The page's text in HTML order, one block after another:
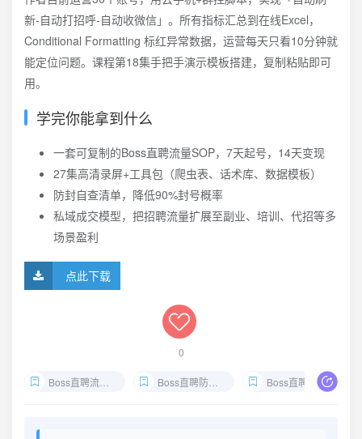
新-自动打招呼-自动收微信」。所有指标汇总到在线Excel，
Conditional Formatting 标红异常数据，运营每天只看10分钟就
能定位问题。课程第18集手把手演示模板搭建，复制粘贴即可
用。
学完你能拿到什么
一套可复制的Boss直聘流量SOP，7天起号，14天变现
27集高清录屏+工具包（爬虫表、话术库、数据模板）
防封自查清单，降低90%封号概率
私域成交模型，把招聘流量扩展至副业、培训、代招等多
场景盈利
点此下载
0
Boss直聘流量玩法 Boss直聘防封技巧 Boss直聘起号教程